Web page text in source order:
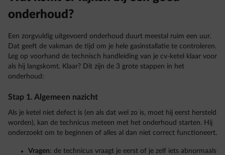
onderhoud?
Een zorgvuldig uitgevoerd onderhoud duurt meestal ruim een uur.
Dat geeft de vakman de tijd om je hele gasinstallatie te controleren.
Leg op voorhand de technisch handleiding van je cv-ketel klaar voor
als hij langskomt. Klaar? Dit zijn de 3 grote stappen in het
onderhoud:
Stap 1. Algemeen nazicht
Als je ketel niet defect is (en als dat wel zo is, moet hij eerst hersteld
worden), kan de technicus meteen met het onderhoud starten. Hij
onderzoekt om te beginnen of alles al dan niet correct functioneert.
Vragen: de technicus vraagt je eerst of je zelf iets abnormaals